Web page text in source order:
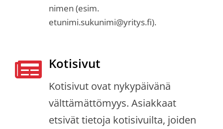
nimen (esim.
etunimi.sukunimi@yritys.fi).
Kotisivut
Kotisivut ovat nykypäivänä
välttämättömyys. Asiakkaat
etsivät tietoja kotisivuilta, joiden